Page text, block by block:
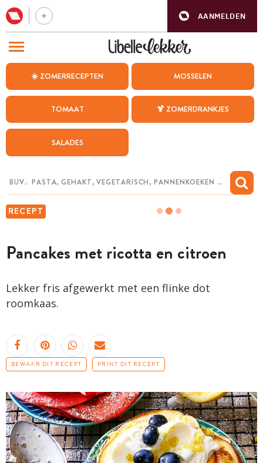
AANMELDEN
☀️ ZOMERRECEPTEN MOSSELEN
TOMAAT 🍹 ZOMERDRANKJES
SALADES
RECEPT
Pancakes met ricotta en citroen
Lekker fris afgewerkt met een flinke dot
roomkaas.
BEWAAR DIT RECEPT PRINT DIT RECEPT
BEZOEK ONZE ANDERE WEBSITES
WEEKMENU
CHAT MET MAIA
MIJN BEWAARDE RECEPTEN